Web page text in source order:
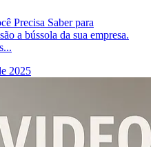
Precisa Saber para
a bússola da sua empresa.
2025